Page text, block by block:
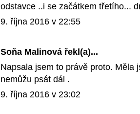
odstavce ..i se začátkem třetího...
9. října 2016 v 22:55
Soňa Malinová řekl(a)...
Napsala jsem to právě proto. Měla
nemůžu psát dál .
9. října 2016 v 23:02